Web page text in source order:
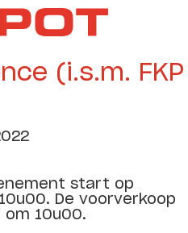
(i.s.m. FKP
start op
De voorverkoop
10u00.